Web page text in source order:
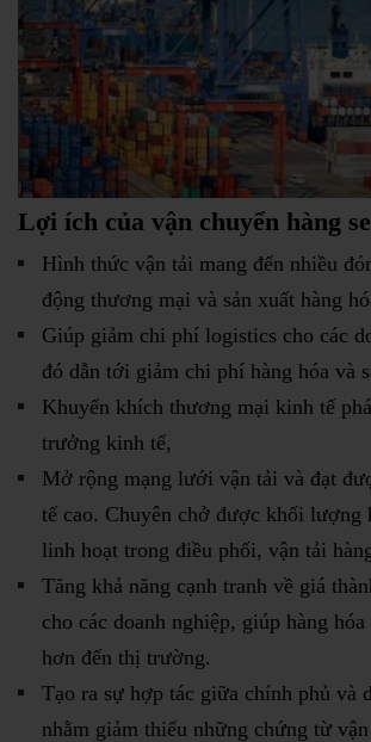
Lợi ích của vận chuyển hàng
Hình thức vận tải mang đến nhiều
động thương mại và sản xuất hàng
Giúp giảm chi phí logistics cho các
đó dẫn tới giảm chi phí hàng hóa và
Khuyến khích thương mại kinh tế
trưởng kinh tế,
Mở rộng mạng lưới vận tải và đạt
tế cao. Chuyên chở được khối lượng
linh hoạt trong điều phối, vận tải
Tăng khả năng cạnh tranh về giá
cho các doanh nghiệp, giúp hàng
hơn đến thị trường.
Tạo ra sự hợp tác giữa chính phủ và
nhằm giảm thiểu những chứng từ